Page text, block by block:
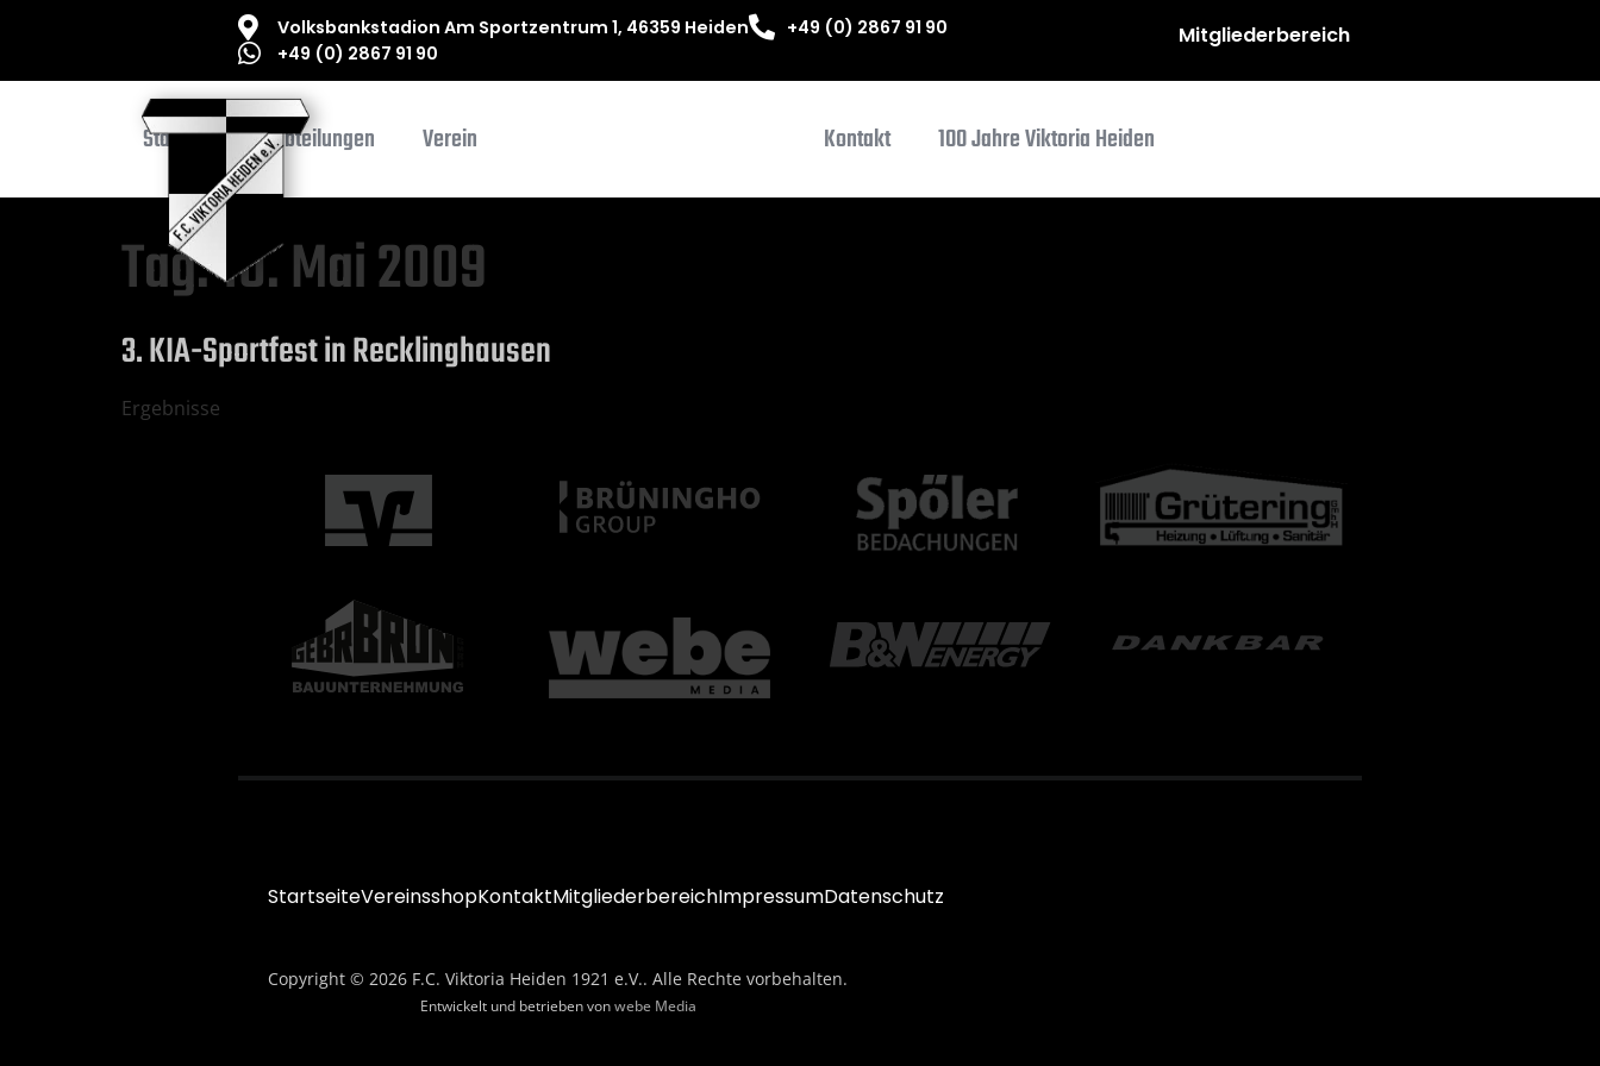
Volksbankstadion Am Sportzentrum 1, 46359 Heiden
+49 (0) 2867 91 90
+49 (0) 2867 91 90
Mitgliederbereich
Startseite Abteilungen Verein Kontakt 100 Jahre Viktoria Heiden
Tag:10. Mai 2009
3. KIA-Sportfest in Recklinghausen
Ergebnisse
StartseiteVereinsshopKontaktMitgliederbereichImpressumDatenschutz
Copyright © 2026 F.C. Viktoria Heiden 1921 e.V.. Alle Rechte vorbehalten.
Entwickelt und betrieben vonwebe Media